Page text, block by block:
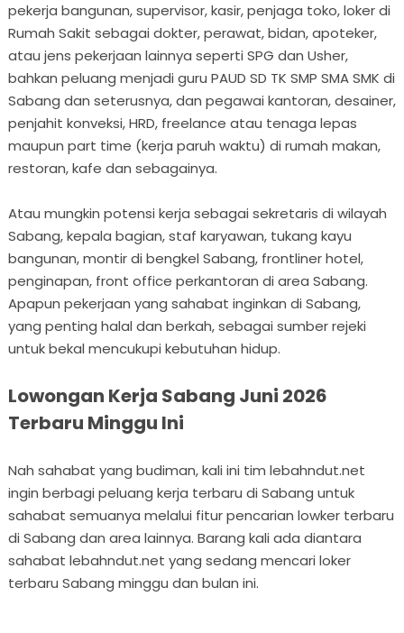
pekerja bangunan, supervisor, kasir, penjaga toko, loker di
Rumah Sakit sebagai dokter, perawat, bidan, apoteker,
atau jens pekerjaan lainnya seperti SPG dan Usher,
bahkan peluang menjadi guru PAUD SD TK SMP SMA SMK di
Sabang dan seterusnya, dan pegawai kantoran, desainer,
penjahit konveksi, HRD, freelance atau tenaga lepas
maupun part time (kerja paruh waktu) di rumah makan,
restoran, kafe dan sebagainya.
Atau mungkin potensi kerja sebagai sekretaris di wilayah
Sabang, kepala bagian, staf karyawan, tukang kayu
bangunan, montir di bengkel Sabang, frontliner hotel,
penginapan, front office perkantoran di area Sabang.
Apapun pekerjaan yang sahabat inginkan di Sabang,
yang penting halal dan berkah, sebagai sumber rejeki
untuk bekal mencukupi kebutuhan hidup.
Lowongan Kerja Sabang Juni 2026
Terbaru Minggu Ini
Nah sahabat yang budiman, kali ini tim lebahndut.net
ingin berbagi peluang kerja terbaru di Sabang untuk
sahabat semuanya melalui fitur pencarian lowker terbaru
di Sabang dan area lainnya. Barang kali ada diantara
sahabat lebahndut.net yang sedang mencari loker
terbaru Sabang minggu dan bulan ini.